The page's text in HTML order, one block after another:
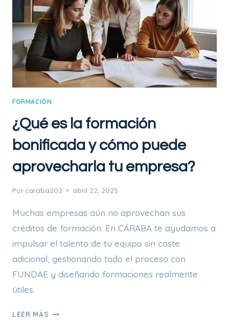
FORMACIÓN
¿Qué es la formación
bonificada y cómo puede
aprovecharla tu empresa?
Por caraba202 abril 22, 2025
Muchas empresas aún no aprovechan sus
créditos de formación. En CÁRABA te ayudamos a
impulsar el talento de tu equipo sin coste
adicional, gestionando todo el proceso con
FUNDAE y diseñando formaciones realmente
útiles.
LEER MÁS ¿QUÉ